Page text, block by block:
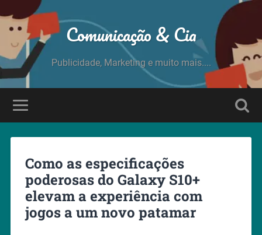
Comunicação & Cia
Publicidade, Marketing e muito mais....
Como as especificações
poderosas do Galaxy S10+
elevam a experiência com
jogos a um novo patamar